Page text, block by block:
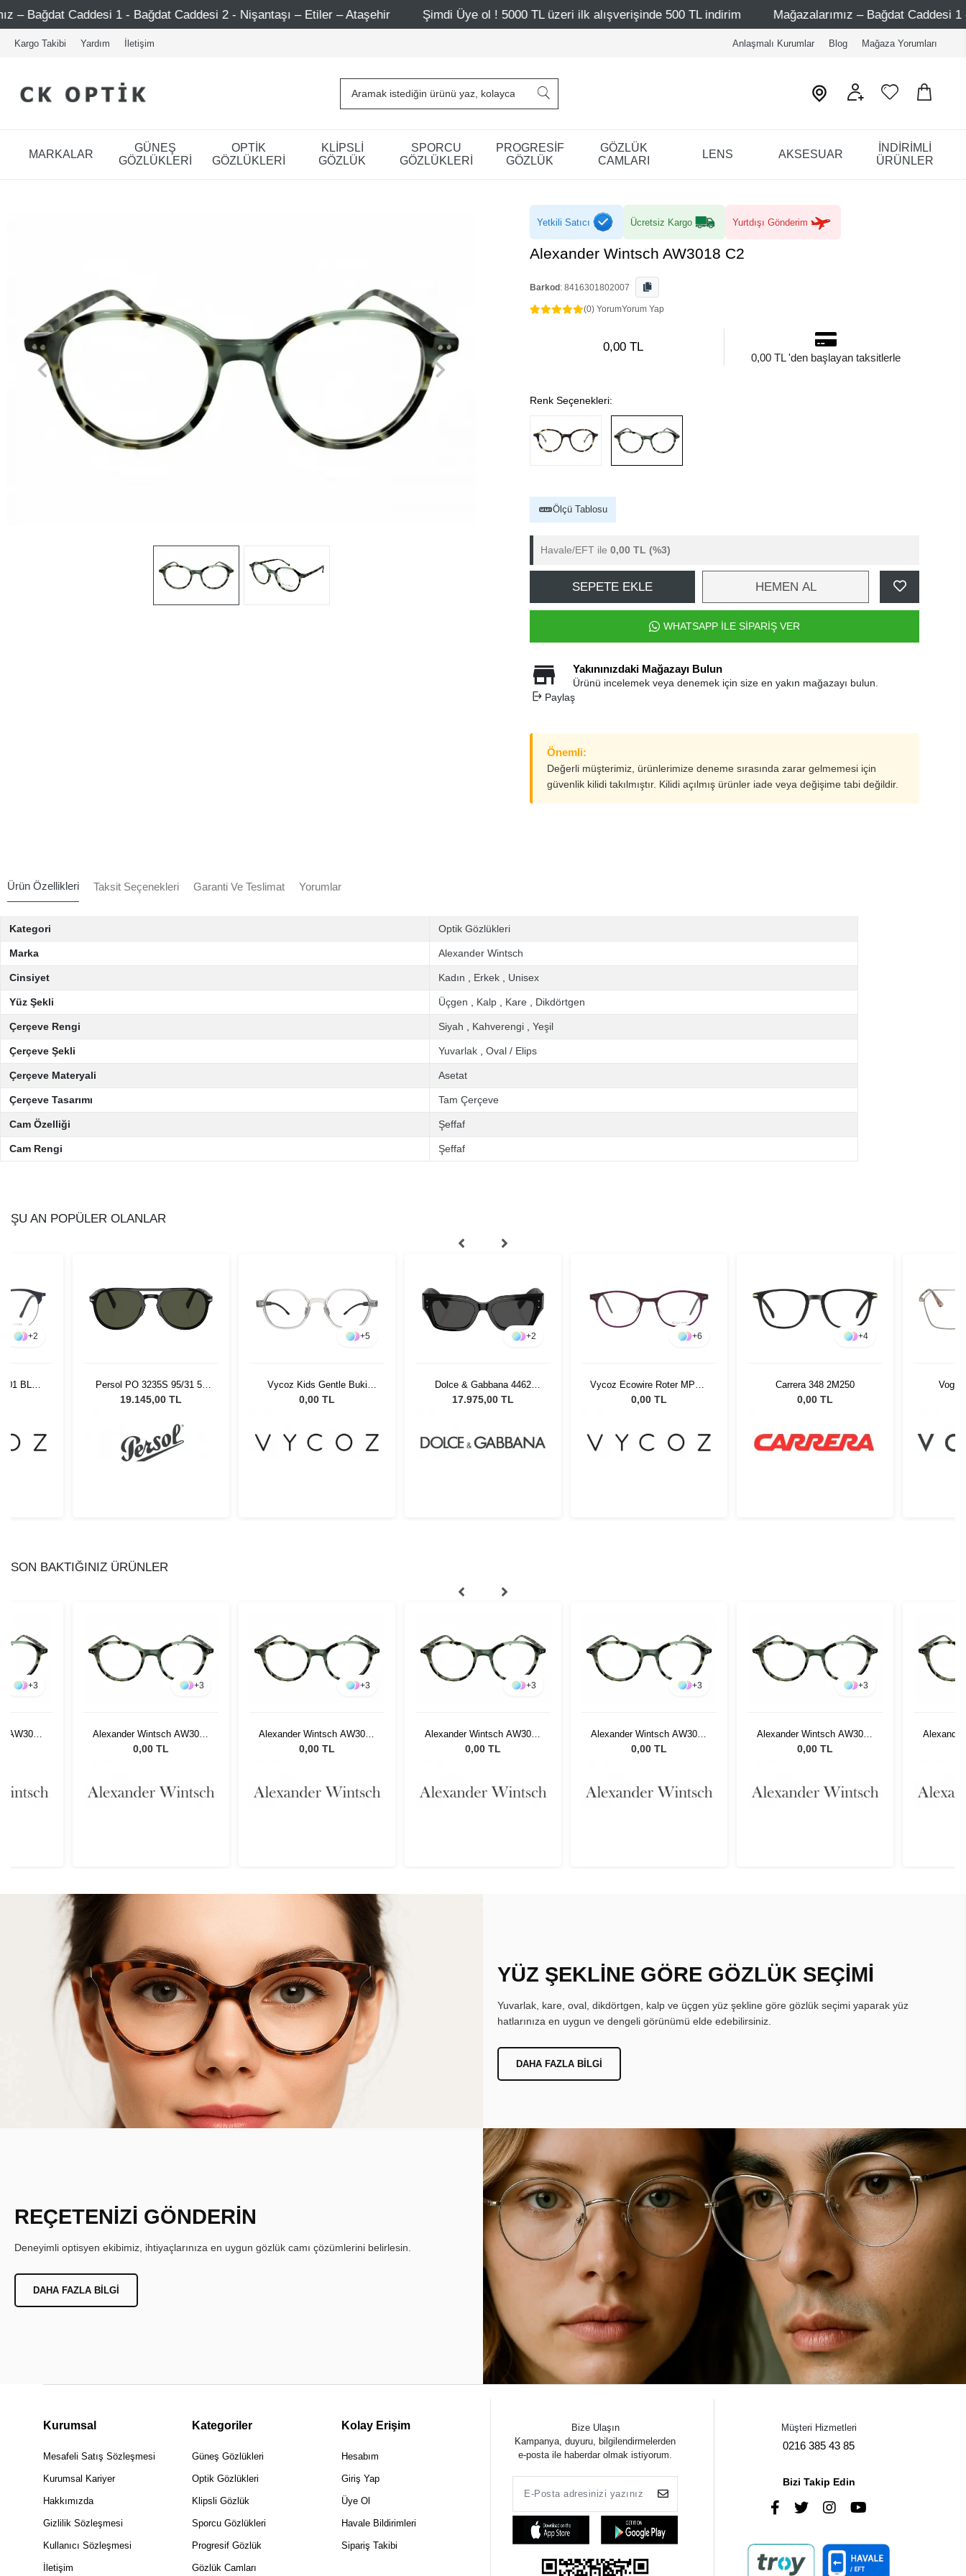
1 - Bağdat Caddesi 2 - Nişantaşı – Etiler – Ataşehir Şimdi Üye ol ! 5000 TL üzeri ilk alışverişinde 500 TL indirim Mağazalarımız – Bağdat Caddesi 1 - Bağdat
Kargo Takibi Yardım İletişim Anlaşmalı Kurumlar Blog Mağaza Yorumları
MARKALAR
GÜNEŞ
GÖZLÜKLERİ
OPTİK
GÖZLÜKLERİ
KLİPSLİ
GÖZLÜK
SPORCU
GÖZLÜKLERİ
PROGRESİF
GÖZLÜK
GÖZLÜK
CAMLARI
LENS AKSESUAR
İNDİRİMLİ
ÜRÜNLER
Yetkili Satıcı Ücretsiz Kargo Yurtdışı Gönderim
Alexander Wintsch AW3018 C2
Barkod : 8416301802007
(0) YorumYorum Yap
0,00 TL
0,00 TL 'den başlayan taksitlerle
Renk Seçenekleri:
Ölçü Tablosu
Havale/EFT ile 0,00 TL (%3)
SEPETE EKLE HEMEN AL
WHATSAPP İLE SİPARİŞ VER
Yakınınızdaki Mağazayı Bulun
Ürünü incelemek veya denemek için size en yakın mağazayı bulun.
Paylaş
Önemli:
Değerli müşterimiz, ürünlerimize deneme sırasında zarar gelmemesi için
güvenlik kilidi takılmıştır. Kilidi açılmış ürünler iade veya değişime tabi değildir.
Ürün Özellikleri Taksit Seçenekleri Garanti Ve Teslimat Yorumlar
Kategori Optik Gözlükleri
Marka Alexander Wintsch
Cinsiyet Kadın Erkek Unisex
Yüz Şekli Üçgen Kalp Kare Dikdörtgen
Çerçeve Rengi Siyah Kahverengi Yeşil
Çerçeve Şekli Yuvarlak Oval / Elips
Çerçeve Materyali Asetat
Çerçeve Tasarımı Tam Çerçeve
Cam Özelliği Şeffaf
Cam Rengi Şeffaf
ŞU AN POPÜLER OLANLAR
+2
BLK-
Persol PO 3235S 95/31 55
Unisex Güneş Gözlüğü
19.145,00 TL
+5
Vycoz Kids Gentle Buki
CRT 45-19 135
0,00 TL
+2
Dolce & Gabbana 4462
501/87 52 Kadın Güneş
17.975,00 TL
+6
Vycoz Ecowire Roter MPUR
49-20 148
0,00 TL
+4
Carrera 348 2M250
0,00 TL
SON BAKTIĞINIZ ÜRÜNLER
+3
AW3018
+3
Alexander Wintsch AW3018
C2
0,00 TL
+3
Alexander Wintsch AW3018
C2
0,00 TL
+3
Alexander Wintsch AW3018
C2
0,00 TL
+3
Alexander Wintsch AW3018
C2
0,00 TL
+3
Alexander Wintsch AW3018
C2
0,00 TL
YÜZ ŞEKLİNE GÖRE GÖZLÜK SEÇİMİ
Yuvarlak, kare, oval, dikdörtgen, kalp ve üçgen yüz şekline göre gözlük seçimi yaparak yüz
hatlarınıza en uygun ve dengeli görünümü elde edebilirsiniz.
DAHA FAZLA BILGI
REÇETENİZİ GÖNDERİN
Deneyimli optisyen ekibimiz, ihtiyaçlarınıza en uygun gözlük camı çözümlerini belirlesin.
DAHA FAZLA BILGI
Kurumsal
Mesafeli Satış Sözleşmesi
Kurumsal Kariyer
Hakkımızda
Gizlilik Sözleşmesi
Kullanıcı Sözleşmesi
İletişim
Kategoriler
Güneş Gözlükleri
Optik Gözlükleri
Klipsli Gözlük
Sporcu Gözlükleri
Progresif Gözlük
Gözlük Camları
Kolay Erişim
Hesabım
Giriş Yap
Üye Ol
Havale Bildirimleri
Sipariş Takibi
Bize Ulaşın
Kampanya, duyuru, bilgilendirmelerden
e-posta ile haberdar olmak istiyorum.
Müşteri Hizmetleri
0216 385 43 85
Bizi Takip Edin